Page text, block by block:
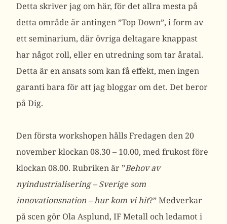
Detta skriver jag om här, för det allra mesta på
detta område är antingen ”Top Down”, i form av
ett seminarium, där övriga deltagare knappast
har något roll, eller en utredning som tar åratal.
Detta är en ansats som kan få effekt, men ingen
garanti bara för att jag bloggar om det. Det beror
på Dig.
Den första workshopen hålls Fredagen den 20
november klockan 08.30 – 10.00, med frukost före
klockan 08.00. Rubriken är ”Behov av
nyindustrialisering – Sverige som
innovationsnation – hur kom vi hit?” Medverkar
på scen gör Ola Asplund, IF Metall och ledamot i